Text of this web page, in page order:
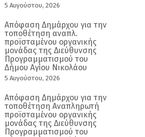
5 Αυγούστου, 2026
Απόφαση Δημάρχου για την
τοποθέτηση αναπλ.
προϊσταμένου οργανικής
μονάδας της Διεύθυνσης
Προγραμματισμού του
Δήμου Αγίου Νικολάου
5 Αυγούστου, 2026
Απόφαση Δημάρχου για την
τοποθέτηση Αναπληρωτή
προϊσταμένου οργανικής
μονάδας της Διεύθυνσης
Προγραμματισμού του